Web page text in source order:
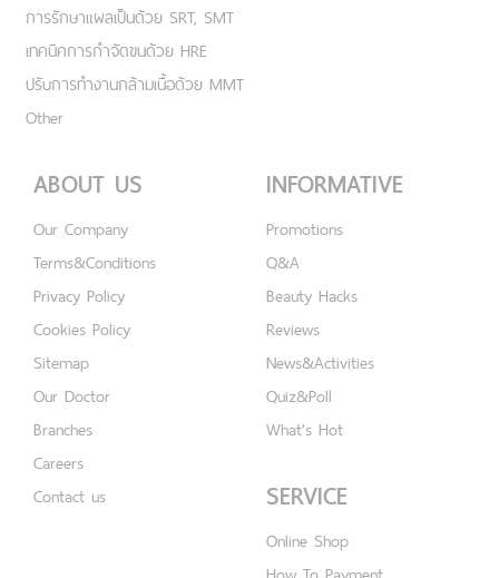
การรักษาแผลเป็นด้วย SRT, SMT
เทคนิคการกำจัดขนด้วย HRE
ปรับการทำงานกล้ามเนื้อด้วย MMT
Other
ABOUT US
Our Company
Terms&Conditions
Privacy Policy
Cookies Policy
Sitemap
Our Doctor
Branches
Careers
Contact us
INFORMATIVE
Promotions
Q&A
Beauty Hacks
Reviews
News&Activities
Quiz&Poll
What's Hot
SERVICE
Online Shop